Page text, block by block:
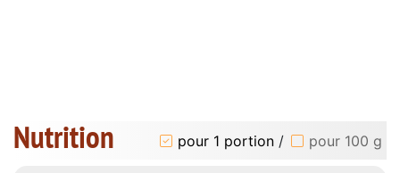
Nutrition pour 1 portion / pour 100 g